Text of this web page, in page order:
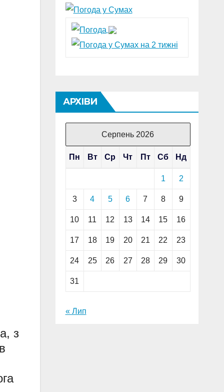
з
АРХІВИ
Серпень 2026
Пн Вт Ср Чт Пт Сб Нд
1 2
3 4 5 6 7 8 9
10 11 12 13 14 15 16
17 18 19 20 21 22 23
24 25 26 27 28 29 30
31
« Лип